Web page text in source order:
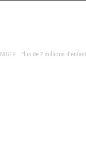
NIGER : Plus de 2 millions